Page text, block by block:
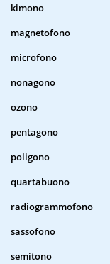
kimono
magnetofono
microfono
nonagono
ozono
pentagono
poligono
quartabuono
radiogrammofono
sassofono
semitono